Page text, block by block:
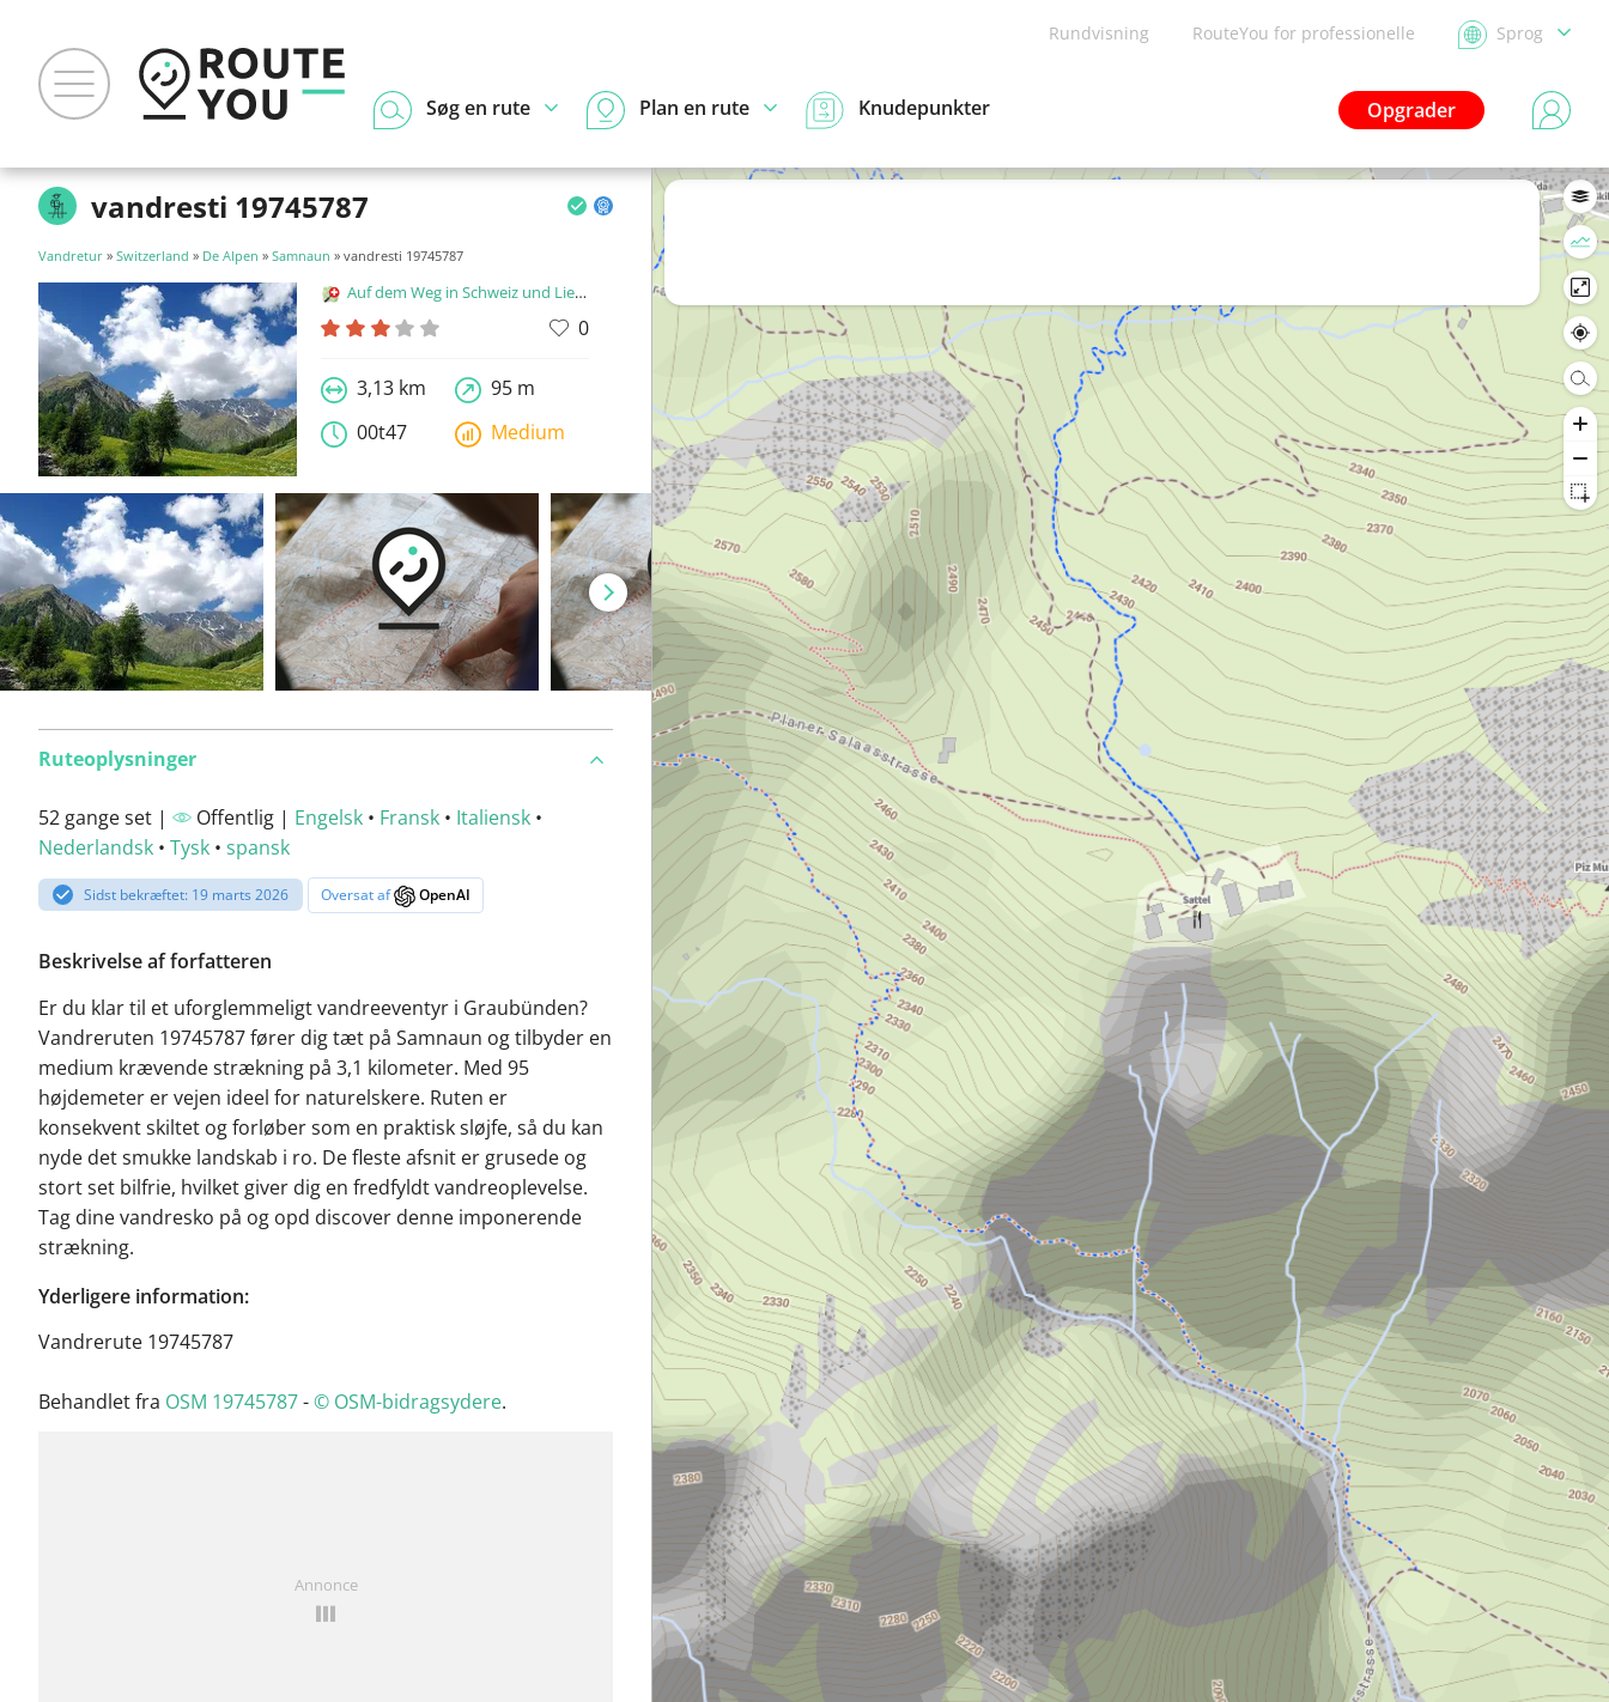
Rundvisning RouteYou for professionelle Sprog
Opgrader
Søg en rute Plan en rute Knudepunkter
vandresti 19745787
Vandretur » Switzerland » De Alpen » Samnaun » vandresti 19745787
Auf dem Weg in Schweiz und Liechtenstein
0
3,13 km
95 m
00t47
Medium
Ruteoplysninger
52 gange set | Offentlig | Engelsk • Fransk • Italiensk •
Nederlandsk • Tysk • spansk
Sidst bekræftet: 19 marts 2026 Oversat af OpenAI
Beskrivelse af forfatteren
Er du klar til et uforglemmeligt vandreeventyr i Graubünden?
Vandreruten 19745787 fører dig tæt på Samnaun og tilbyder en
medium krævende strækning på 3,1 kilometer. Med 95
højdemeter er vejen ideel for naturelskere. Ruten er
konsekvent skiltet og forløber som en praktisk sløjfe, så du kan
nyde det smukke landskab i ro. De fleste afsnit er grusede og
stort set bilfrie, hvilket giver dig en fredfyldt vandreoplevelse.
Tag dine vandresko på og opd discover denne imponerende
strækning.
Yderligere information:
Vandrerute 19745787
Behandlet fra OSM 19745787-© OSM-bidragsydere.
Annonce